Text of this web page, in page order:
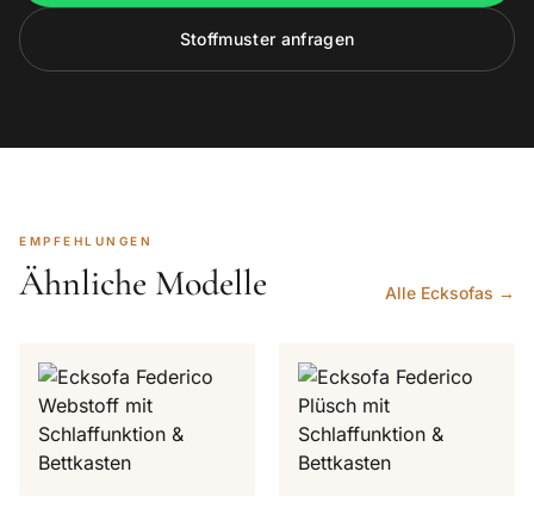
Stoffmuster anfragen
EMPFEHLUNGEN
Ähnliche Modelle Alle Ecksofas →